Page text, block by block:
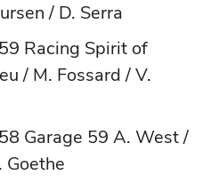
/ D. Serra
Racing Spirit of
/ M. Fossard / V.
Garage 59 A. West /
Goethe